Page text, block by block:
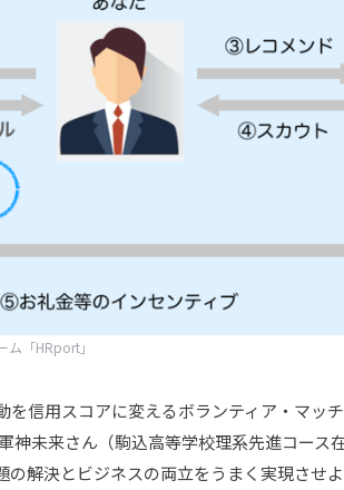
「HRport」
信用スコアに変えるボランティア・マッ
神未来さん（駒込高等学校理系先進コース
の解決とビジネスの両立をうまく実現させ